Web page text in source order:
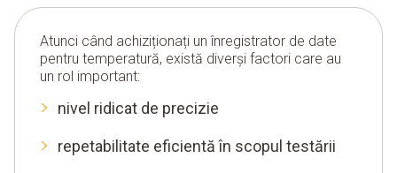
Atunci când achiziționați un înregistrator de date
pentru temperatură, există diverși factori care au
un rol important:
nivel ridicat de precizie
repetabilitate eficientă în scopul testării